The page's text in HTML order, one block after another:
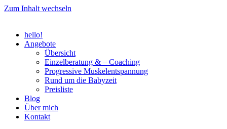
Zum Inhalt wechseln
hello!
Angebote
Übersicht
Einzelberatung & – Coaching
Progressive Muskelentspannung
Rund um die Babyzeit
Preisliste
Blog
Über mich
Kontakt